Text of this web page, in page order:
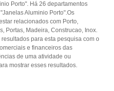
Porto". Há 26 departamentos
Aluminio Porto".Os
relacionados com Porto,
Portas, Madeira, Construcao, Inox.
para esta pesquisa com o
e financeiros das
de uma atividade ou
mostrar esses resultados.